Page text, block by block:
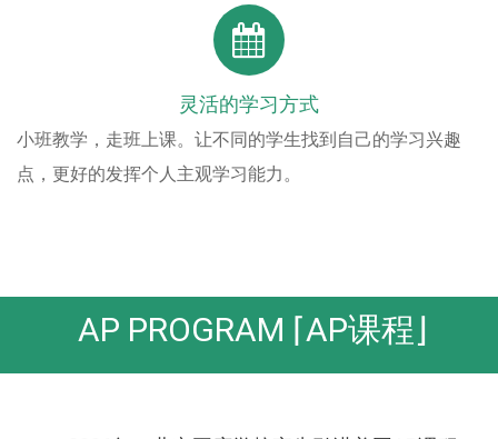
灵活的学习方式
小班教学，走班上课。让不同的学生找到自己的学习兴趣
点，更好的发挥个人主观学习能力。
AP PROGRAM ⌈AP课程⌋